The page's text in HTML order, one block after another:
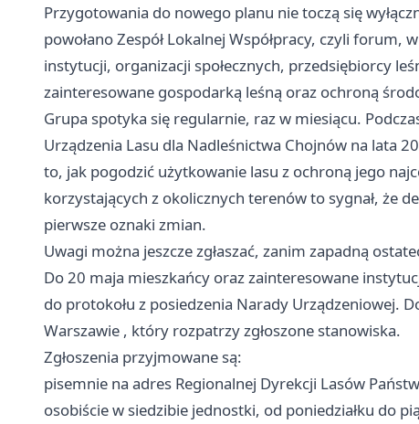
Przygotowania do nowego planu nie toczą się
powołano Zespół Lokalnej Współpracy, czyli
instytucji, organizacji społecznych, przedsiębiorcy
zainteresowane gospodarką leśną oraz ochroną
Grupa spotyka się regularnie, raz w miesiącu.
Urządzenia Lasu dla Nadleśnictwa Chojnów na lata
to, jak pogodzić użytkowanie lasu z ochroną jego
korzystających z okolicznych terenów to sygnał, że
pierwsze oznaki zmian.
Uwagi można jeszcze zgłaszać, zanim zapadną
Do 20 maja mieszkańcy oraz zainteresowane
do protokołu z posiedzenia Narady Urządzeniowej.
Warszawie , który rozpatrzy zgłoszone stanowiska.
Zgłoszenia przyjmowane są:
pisemnie na adres Regionalnej Dyrekcji Lasów
osobiście w siedzibie jednostki, od poniedziałku do